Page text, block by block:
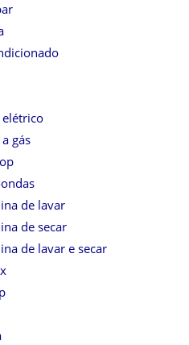
elétrico
gás
de lavar
de secar
de lavar e secar